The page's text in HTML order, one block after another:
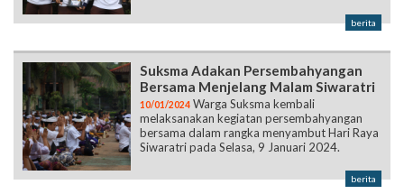
berita
Suksma Adakan Persembahyangan
Bersama Menjelang Malam Siwaratri
10/01/2024 Warga Suksma kembali
melaksanakan kegiatan persembahyangan
bersama dalam rangka menyambut Hari Raya
Siwaratri pada Selasa, 9 Januari 2024.
berita